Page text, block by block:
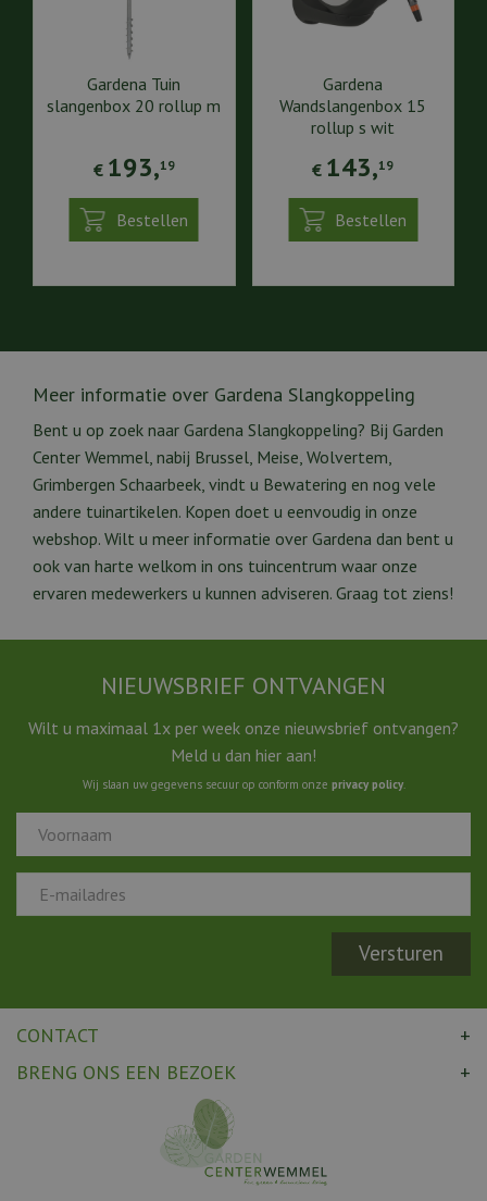
Gardena Tuin
slangenbox 20 rollup m
€ 193,19
Bestellen
Gardena
Wandslangenbox 15
rollup s wit
€ 143,19
Bestellen
Meer informatie over Gardena Slangkoppeling
Bent u op zoek naar Gardena Slangkoppeling? Bij Garden
Center Wemmel, nabij Brussel, Meise, Wolvertem,
Grimbergen Schaarbeek, vindt u Bewatering en nog vele
andere tuinartikelen. Kopen doet u eenvoudig in onze
webshop. Wilt u meer informatie over Gardena dan bent u
ook van harte welkom in ons tuincentrum waar onze
ervaren medewerkers u kunnen adviseren. Graag tot ziens!
NIEUWSBRIEF ONTVANGEN
Wilt u maximaal 1x per week onze nieuwsbrief ontvangen?
Meld u dan hier aan!
Wij slaan uw gegevens secuur op conform onze privacy policy.
CONTACT
BRENG ONS EEN BEZOEK